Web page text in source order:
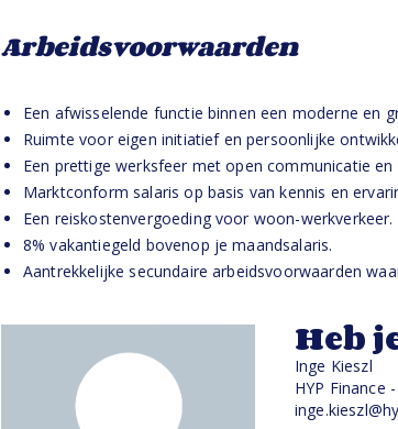
Arbeidsvoorwaarden
Een afwisselende functie binnen een moderne en
Ruimte voor eigen initiatief en persoonlijke
Een prettige werksfeer met open communicatie en
Marktconform salaris op basis van kennis en
Een reiskostenvergoeding voor woon-werkverkeer.
8% vakantiegeld bovenop je maandsalaris.
Aantrekkelijke secundaire arbeidsvoorwaarden
Heb
Inge Kieszl
HYP Finance